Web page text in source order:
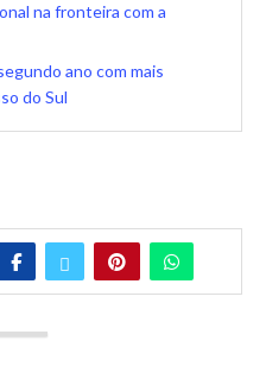
na fronteira com a
ano com mais
do Sul